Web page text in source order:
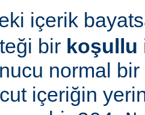
içerik
bir koşullu
normal bir
içeriğin